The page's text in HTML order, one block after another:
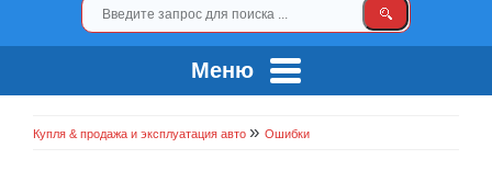
Меню
Купля & продажа и эксплуатация авто » Ошибки